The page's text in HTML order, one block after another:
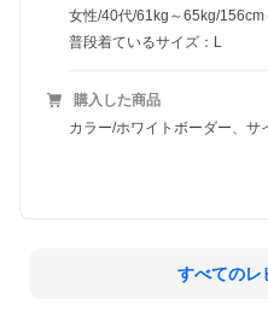
女性/40代/61kg～65kg/
普段着ているサイズ：L
購入した商品
カラー/ホワイトボーダー、サ
すべてのレ